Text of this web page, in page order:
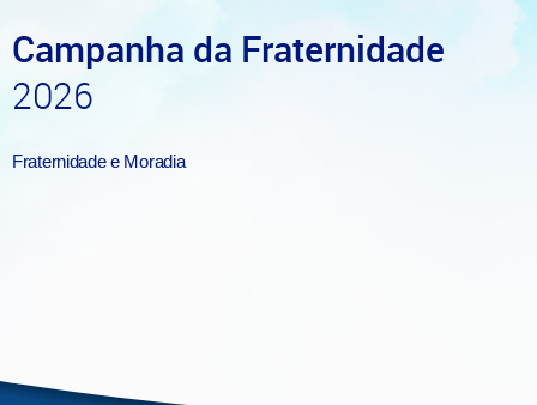
Campanha da Fraternidade
2026
Fraternidade e Moradia